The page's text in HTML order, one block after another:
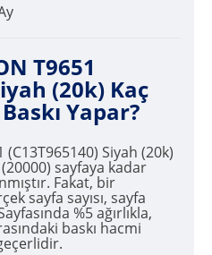
T9651
(20k) Kaç
Yapar?
(C13T965140) Siyah (20k)
sayfaya kadar
Fakat, bir
sayfa sayısı, sayfa
%5 ağırlıkla,
baskı hacmi